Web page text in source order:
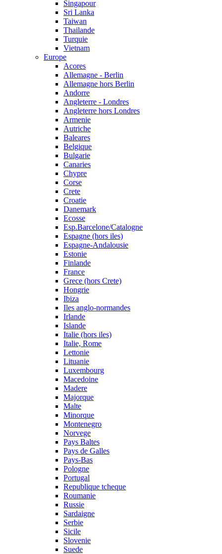
Singapour
Sri Lanka
Taiwan
Thailande
Turquie
Vietnam
Europe
Acores
Allemagne - Berlin
Allemagne hors Berlin
Andorre
Angleterre - Londres
Angleterre hors Londres
Armenie
Autriche
Baleares
Belgique
Bulgarie
Canaries
Chypre
Corse
Crete
Croatie
Danemark
Ecosse
Esp.Barcelone/Catalogne
Espagne (hors iles)
Espagne-Andalousie
Estonie
Finlande
France
Grece (hors Crete)
Hongrie
Ibiza
Iles anglo-normandes
Irlande
Islande
Italie (hors iles)
Italie, Rome
Lettonie
Lituanie
Luxembourg
Macedoine
Madere
Majorque
Malte
Minorque
Montenegro
Norvege
Pays Baltes
Pays de Galles
Pays-Bas
Pologne
Portugal
Republique tcheque
Roumanie
Russie
Sardaigne
Serbie
Sicile
Slovenie
Suede